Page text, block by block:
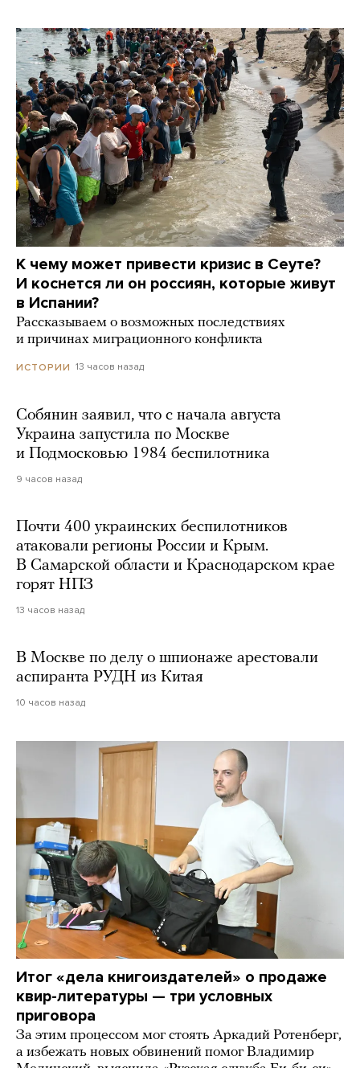
К чему может привести кризис в Сеуте?
И коснется ли он россиян, которые живут
в Испании?
Рассказываем о возможных последствиях
и причинах миграционного конфликта
ИСТОРИИ 13 часов назад
Собянин заявил, что с начала августа
Украина запустила по Москве
и Подмосковью 1984 беспилотника
9 часов назад
Почти 400 украинских беспилотников
атаковали регионы России и Крым.
В Самарской области и Краснодарском крае
горят НПЗ
13 часов назад
В Москве по делу о шпионаже арестовали
аспиранта РУДН из Китая
10 часов назад
Итог «дела книгоиздателей» о продаже
квир-литературы — три условных
приговора
За этим процессом мог стоять Аркадий Ротенберг,
а избежать новых обвинений помог Владимир